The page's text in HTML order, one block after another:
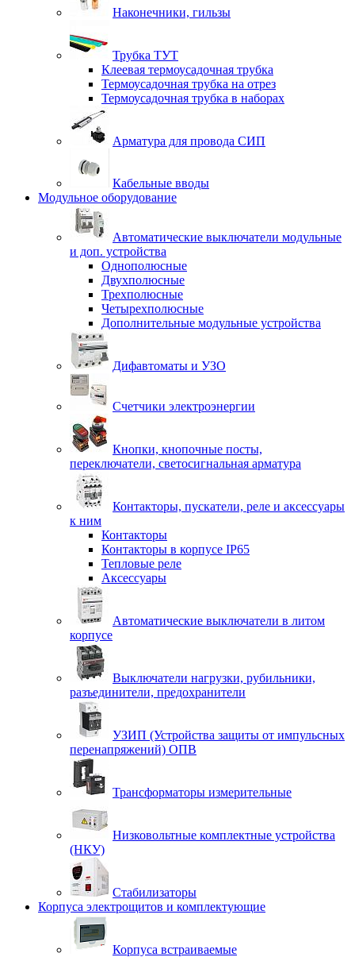
Наконечники, гильзы
Трубка ТУТ
Клеевая термоусадочная трубка
Термоусадочная трубка на отрез
Термоусадочная трубка в наборах
Арматура для провода СИП
Кабельные вводы
Модульное оборудование
Автоматические выключатели модульные
и доп. устройства
Однополюсные
Двухполюсные
Трехполюсные
Четырехполюсные
Дополнительные модульные устройства
Дифавтоматы и УЗО
Счетчики электроэнергии
Кнопки, кнопочные посты,
переключатели, светосигнальная арматура
Контакторы, пускатели, реле и аксессуары
к ним
Контакторы
Контакторы в корпусе IP65
Тепловые реле
Аксессуары
Автоматические выключатели в литом
корпусе
Выключатели нагрузки, рубильники,
разъединители, предохранители
УЗИП (Устройства защиты от импульсных
перенапряжений) ОПВ
Трансформаторы измерительные
Низковольтные комплектные устройства
(НКУ)
Стабилизаторы
Корпуса электрощитов и комплектующие
Корпуса встраиваемые